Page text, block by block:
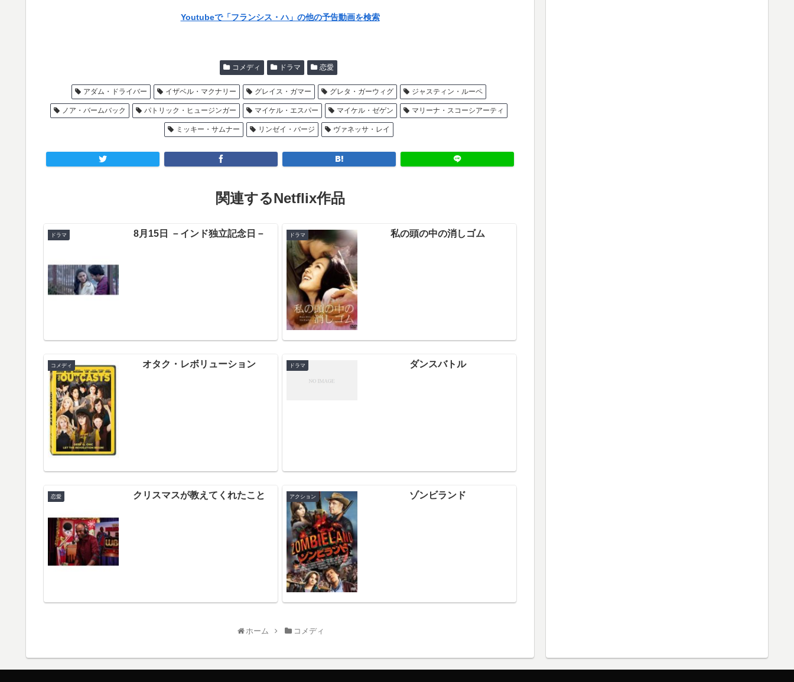
Youtubeで「フランシス・ハ」の他の予告動画を検索
コメディ ドラマ 恋愛
アダム・ドライバー イザベル・マクナリー グレイス・ガマー グレタ・ガーウィグ ジャスティン・ルーペ
ノア・バームバック パトリック・ヒュージンガー マイケル・エスパー マイケル・ゼゲン マリーナ・スコーシアーティ
ミッキー・サムナー リンゼイ・バージ ヴァネッサ・レイ
関連するNetflix作品
ドラマ 8月15日 －インド独立記念日－ ドラマ 私の頭の中の消しゴム
コメディ オタク・レボリューション ドラマ ダンスバトル
恋愛 クリスマスが教えてくれたこと アクション ゾンビランド
ホーム コメディ